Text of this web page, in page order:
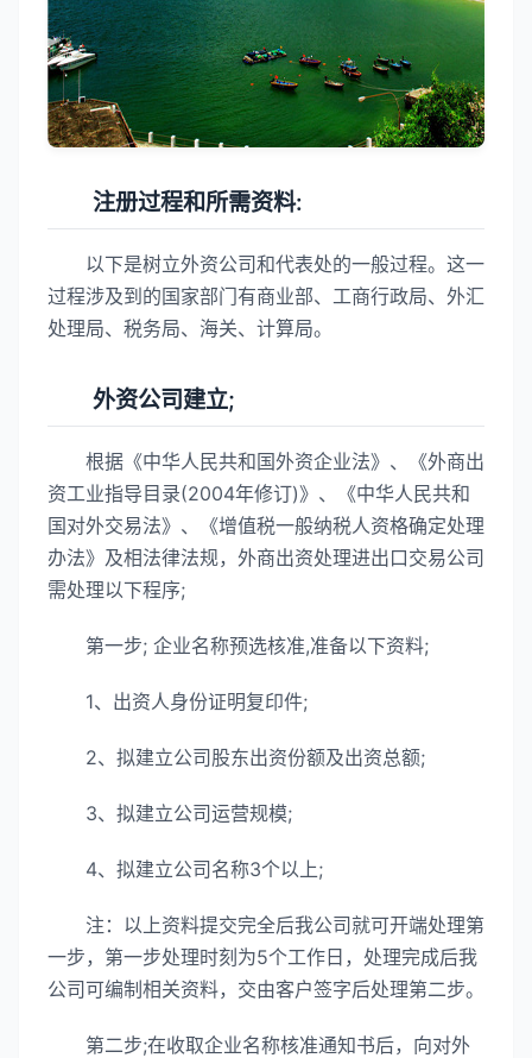
注册过程和所需资料:
以下是树立外资公司和代表处的一般过程。这一
过程涉及到的国家部门有商业部、工商行政局、外汇
处理局、税务局、海关、计算局。
外资公司建立;
根据《中华人民共和国外资企业法》、《外商出
资工业指导目录(2004年修订)》、《中华人民共和
国对外交易法》、《增值税一般纳税人资格确定处理
办法》及相法律法规，外商出资处理进出口交易公司
需处理以下程序;
第一步; 企业名称预选核准,准备以下资料;
1、出资人身份证明复印件;
2、拟建立公司股东出资份额及出资总额;
3、拟建立公司运营规模;
4、拟建立公司名称3个以上;
注：以上资料提交完全后我公司就可开端处理第
一步，第一步处理时刻为5个工作日，处理完成后我
公司可编制相关资料，交由客户签字后处理第二步。
第二步;在收取企业名称核准通知书后，向对外